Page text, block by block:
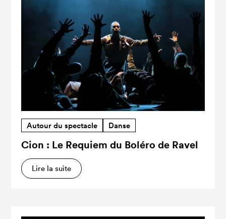
Autour du spectacle Danse
Cion : Le Requiem du Boléro de Ravel
Lire la suite